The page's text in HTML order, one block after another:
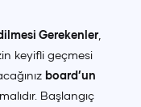
Gerekenler
keyifli geçmesi
board’un
Başlangıç